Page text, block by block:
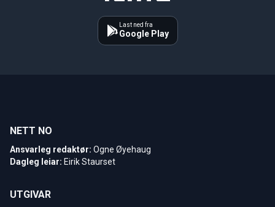
Last ned fra
Google Play
NETT NO
Ansvarleg redaktør: Ogne Øyehaug
Dagleg leiar: Eirik Staurset
UTGIVAR